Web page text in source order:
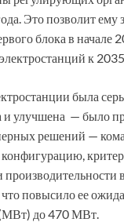
Это позволит ему
блока в начале
к
была
и улучшена — было
решений —
что повысило ее
(МВт) до 470 МВт.